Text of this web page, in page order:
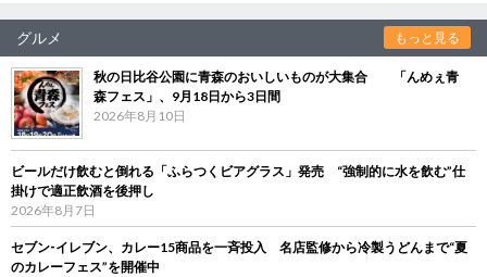
グルメ もっと見る
秋の日比谷公園に青森のおいしいものが大集合 「んめぇ青
森フェス」、9月18日から3日間
2026年8月10日
ビールだけ飲むと倒れる「ふらつくビアグラス」発売 “強制的に水を飲む”仕
掛けで適正飲酒を後押し
2026年8月7日
セブン‐イレブン、カレー15商品を一斉投入 名店監修から冷製うどんまで“夏
のカレーフェス”を開催中